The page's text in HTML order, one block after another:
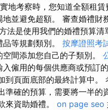
地考察時，您知道全額租
並避免超額。 審查婚禮財
法是使用我們的婚禮預算清
等規劃類別。 按摩證照考
間添加您自己的子類別。
僱用的每個供應商或預訂
到頁面底部的最終計算中
準確的預算，需要將一半的
來資助婚禮。 on page seo